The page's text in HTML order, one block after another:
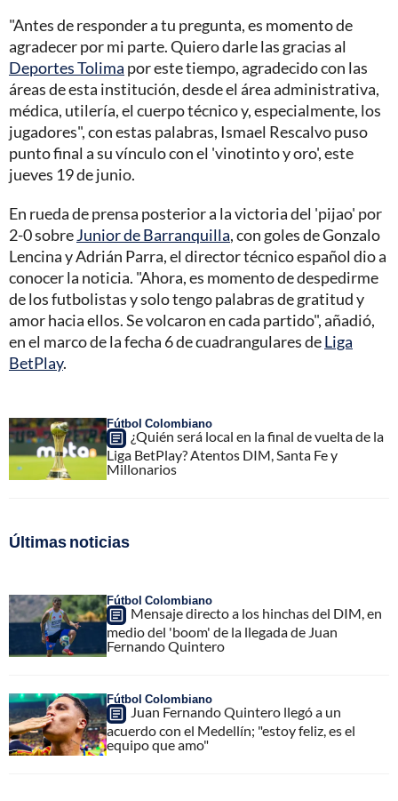
"Antes de responder a tu pregunta, es momento de
agradecer por mi parte. Quiero darle las gracias al
Deportes Tolima por este tiempo, agradecido con las
áreas de esta institución, desde el área administrativa,
médica, utilería, el cuerpo técnico y, especialmente, los
jugadores", con estas palabras, Ismael Rescalvo puso
punto final a su vínculo con el 'vinotinto y oro', este
jueves 19 de junio.
En rueda de prensa posterior a la victoria del 'pijao' por
2-0 sobreJunior de Barranquilla, con goles de Gonzalo
Lencina y Adrián Parra, el director técnico español dio a
conocer la noticia. "Ahora, es momento de despedirme
de los futbolistas y solo tengo palabras de gratitud y
amor hacia ellos. Se volcaron en cada partido", añadió,
en el marco de la fecha 6 de cuadrangulares deLiga
BetPlay.
Fútbol Colombiano
¿Quién será local en la final de vuelta de la
Liga BetPlay? Atentos DIM, Santa Fe y
Millonarios
Últimas noticias
Fútbol Colombiano
Mensaje directo a los hinchas del DIM, en
medio del 'boom' de la llegada de Juan
Fernando Quintero
Fútbol Colombiano
Juan Fernando Quintero llegó a un
acuerdo con el Medellín; "estoy feliz, es el
equipo que amo"